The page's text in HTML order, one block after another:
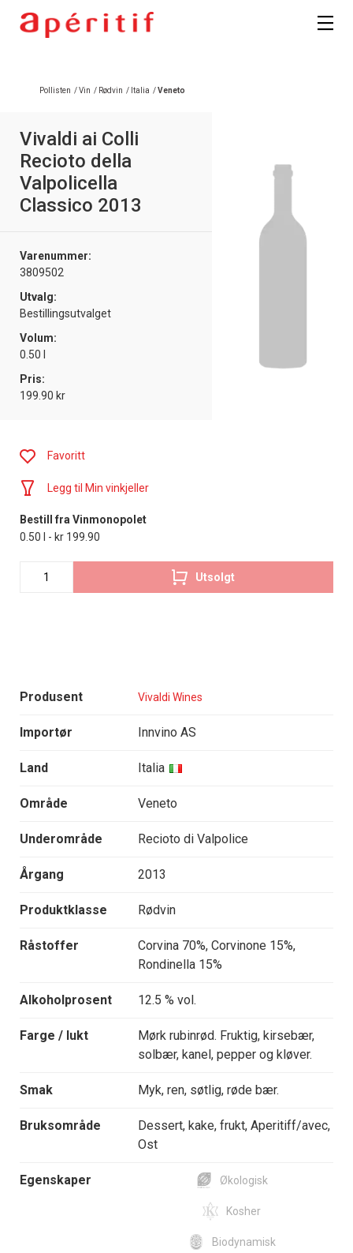
Pollisten /Vin / Rødvin / Italia /Veneto
Vivaldi ai Colli
Recioto della
Valpolicella
Classico 2013
Varenummer:
3809502
Utvalg:
Bestillingsutvalget
Volum:
0.50 l
Pris:
199.90 kr
Produsent Vivaldi Wines
Importør Innvino AS
Land Italia
Område Veneto
Underområde Recioto di Valpolice
Årgang 2013
Produktklasse Rødvin
Råstoffer
Corvina 70%, Corvinone 15%,
Rondinella 15%
Alkoholprosent 12.5 % vol.
Farge / lukt
Mørk rubinrød. Fruktig, kirsebær,
solbær, kanel, pepper og kløver.
Smak Myk, ren, søtlig, røde bær.
Bruksområde
Dessert, kake, frukt, Aperitiff/avec,
Ost
Egenskaper Økologisk
Kosher
Biodynamisk
Favoritt
Legg til Min vinkjeller
Bestill fra Vinmonopolet
0.50 l - kr 199.90
Utsolgt